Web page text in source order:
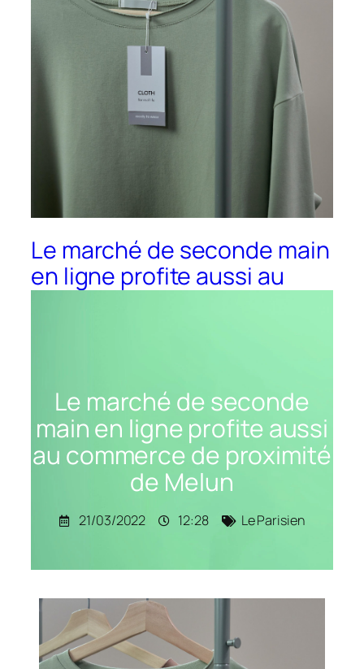
Le marché de seconde main
en ligne profite aussi au
Le marché de seconde
main en ligne profite aussi
au commerce de proximité
de Melun
21/03/2022 12:28 Le Parisien